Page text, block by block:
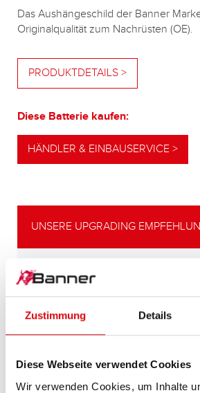
Zustimmung Details
Diese Webseite verwendet Cookies
Wir verwenden Cookies, um Inhalte
Das Aushängeschild der Banner
Originalqualität zum Nachrüsten (OE).
PRODUKTDETAILS >
Diese Batterie kaufen:
HÄNDLER & EINBAUSERVICE >
ALTERNATIVE
Energiebedarf bzw. höheren
UNSERE UPGRADING